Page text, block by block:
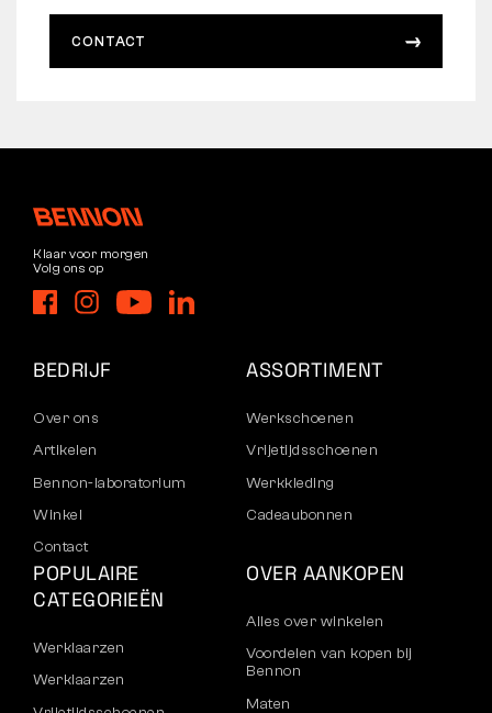
CONTACT
Klaar voor morgen
Volg ons op
BEDRIJF
Over ons
Artikelen
Bennon-laboratorium
Winkel
Contact
ASSORTIMENT
Werkschoenen
Vrijetijdsschoenen
Werkkleding
Cadeaubonnen
POPULAIRE
CATEGORIEËN
Werklaarzen
Werklaarzen
OVER AANKOPEN
Alles over winkelen
Voordelen van kopen bij
Bennon
Maten